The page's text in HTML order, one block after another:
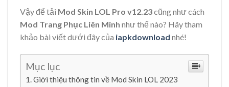
Vậy để tải Mod Skin LOL Pro v12.23cũng như cách
Mod Trang Phục Liên Minh như thế nào? Hãy tham
khảo bài viết dưới đây của iapkdownload nhé!
Mục lục
Giới thiệu thông tin về Mod Skin LOL 2023